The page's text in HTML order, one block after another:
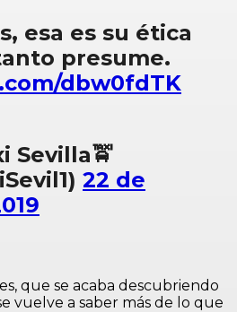
esa es su ética
presume.
dbw0fdTK
Sevilla🚖
22 de
que se acaba descubriendo
vuelve a saber más de lo que